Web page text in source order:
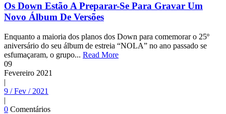
Os Down Estão A Preparar-Se Para Gravar Um
Novo Álbum De Versões
Enquanto a maioria dos planos dos Down para comemorar o 25º
aniversário do seu álbum de estreia “NOLA” no ano passado se
esfumaçaram, o grupo... Read More
09
Fevereiro 2021
|
9 / Fev / 2021
|
0 Comentários